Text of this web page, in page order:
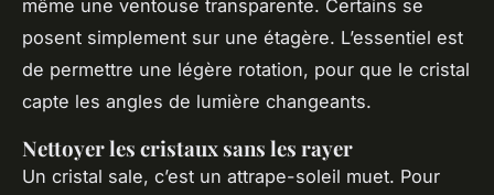
même une ventouse transparente. Certains se
posent simplement sur une étagère. L’essentiel est
de permettre une légère rotation, pour que le cristal
capte les angles de lumière changeants.
Nettoyer les cristaux sans les rayer
Un cristal sale, c’est un attrape-soleil muet. Pour